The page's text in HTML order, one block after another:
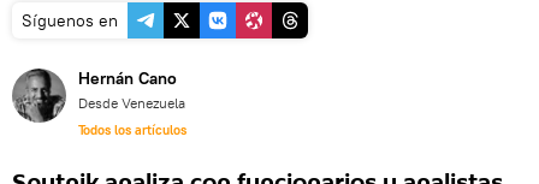
Síguenos en
Hernán Cano
Desde Venezuela
Todos los artículos